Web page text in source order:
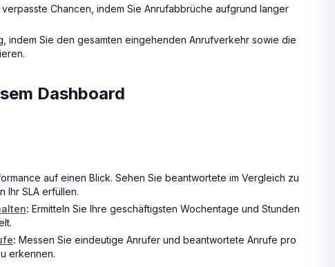
verpasste Chancen, indem Sie Anrufabbrüche aufgrund langer
indem Sie den gesamten eingehenden Anrufverkehr sowie die
Dashboard
auf einen Blick. Sehen Sie beantwortete im Vergleich zu
Ihr SLA erfüllen.
: Ermitteln Sie Ihre geschäftigsten Wochentage und Stunden
: Messen Sie eindeutige Anrufer und beantwortete Anrufe pro
erkennen.